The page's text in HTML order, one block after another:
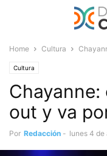
Home Cultura
Cultura
out y va
Por Redacción - lunes 4 de